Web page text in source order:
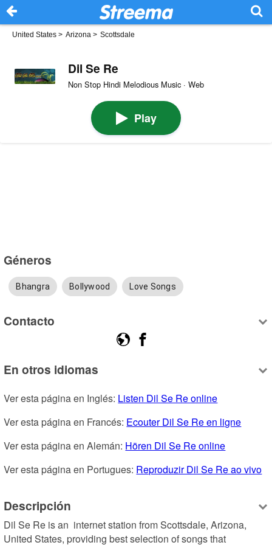
United States > Arizona > Scottsdale
Dil Se Re
Non Stop Hindi Melodious Music · Web
Play
Géneros
Bhangra Bollywood Love Songs
Contacto
En otros idiomas
Ver esta página en Inglés: Listen Dil Se Re online
Ver esta página en Francés: Ecouter Dil Se Re en ligne
Ver esta página en Alemán: Hören Dil Se Re online
Ver esta página en Portugues: Reproduzir Dil Se Re ao vivo
Descripción
Dil Se Re is an  internet station from Scottsdale, Arizona,
United States, providing best selection of songs that